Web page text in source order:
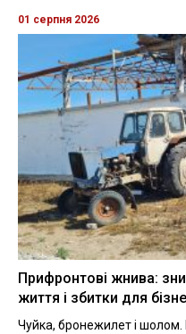
01 серпня 2026
Прифронтові жнива:
життя і збитки для
Чуйка, бронежилет і шолом.